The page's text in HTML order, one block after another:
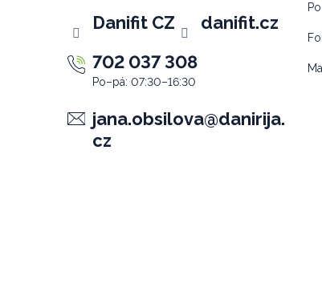
jana.obsilova@danirija.
cz
702 037 308
Danifit CZ danifit.cz